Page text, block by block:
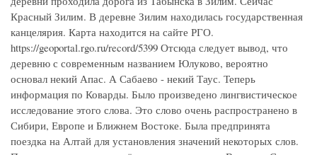
Красный Зилим. В деревне Зилим находилась государственная
канцелярия. Карта находится на сайте РГО.
https://geoportal.rgo.ru/record/5399 Отсюда следует вывод, что
деревню с современным названием Юлуково, вероятно
основал некий Апас. А Сабаево - некий Таус. Теперь
информация по Коварды. Было произведено лингвистическое
исследование этого слова. Это слово очень распространено в
Сибири, Европе и Ближнем Востоке. Была предпринята
поездка на Алтай для установления значений некоторых слов.